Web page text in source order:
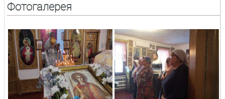
Фотогалерея